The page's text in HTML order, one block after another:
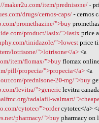
maker2u.com/item/prednisone/ -
drugs/cernos-caps/- cernos
promethazine/">buy
product/lasix/">lasixprice
tinidazole/">lowestprice
lotrisone/">lotrisone</a> <a
item/flomax/">buyflomax
pill/propecia/">propecia</a><a
prednisone-20-mg/">buy
levitra/">generic levitra
tadalafil-walmart/
cytotec/">ordercytotec</a>
pharmacy/">buy pharmacy on